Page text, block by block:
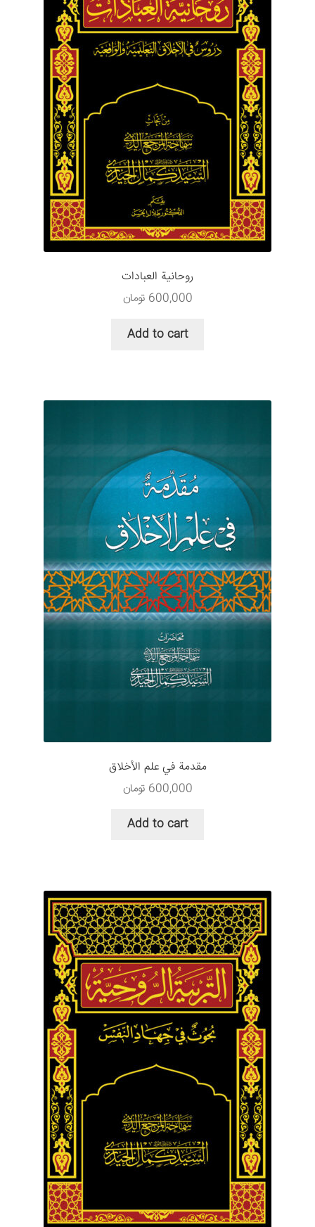
روحانیة العبادات
600,000 تومان
Add to cart
مقدمة في علم الأخلاق
600,000 تومان
Add to cart